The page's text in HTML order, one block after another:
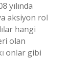
yılında
aksiyon rol
hangi
olan
onlar gibi